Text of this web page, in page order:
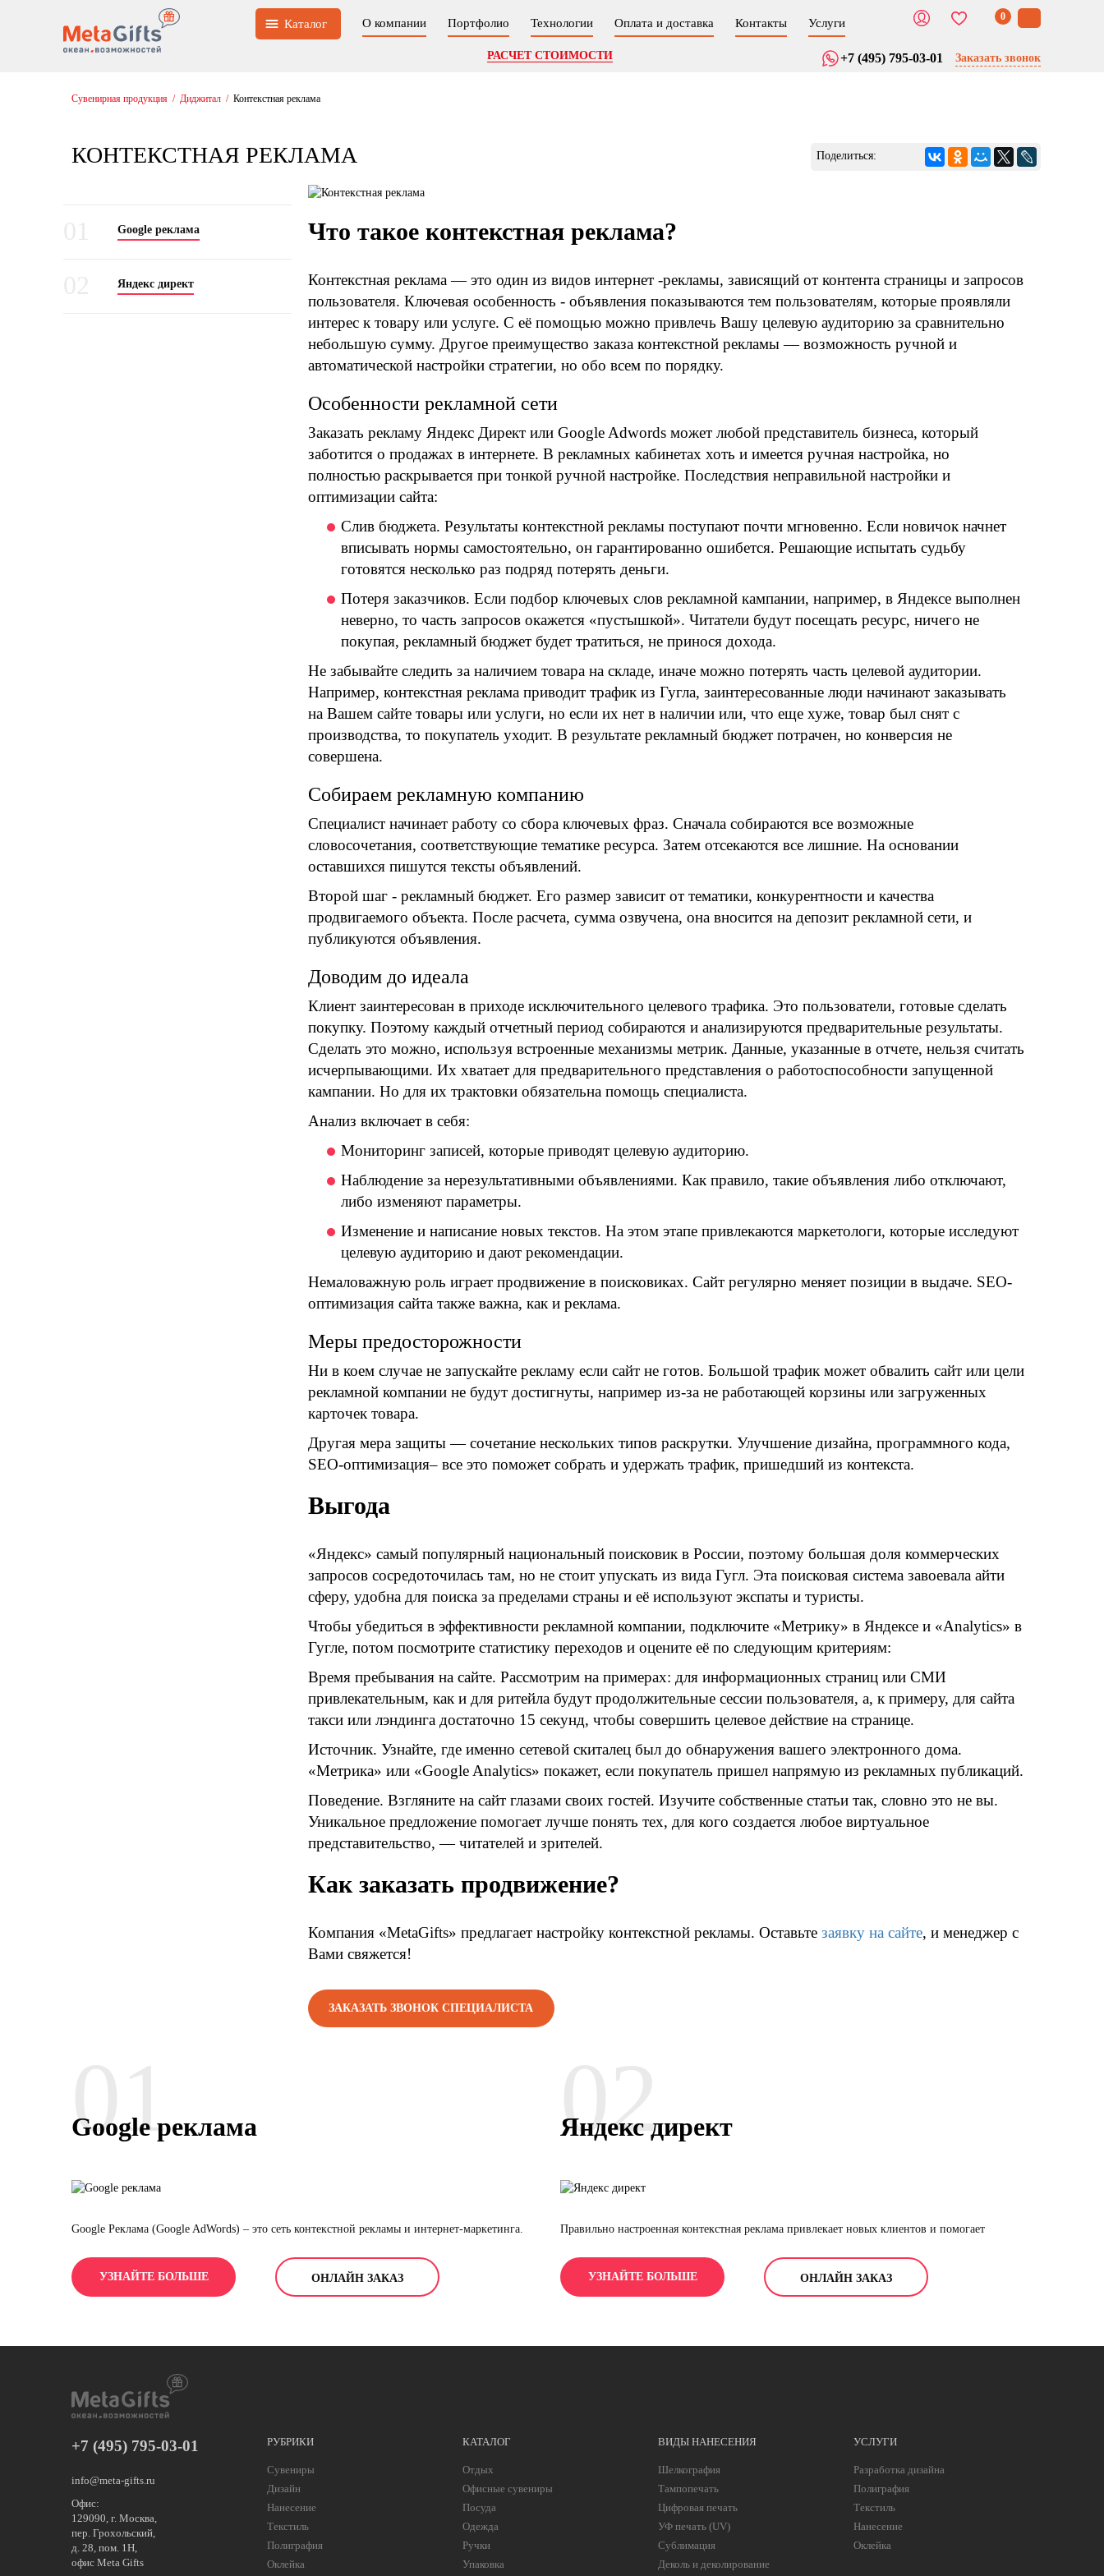
Каталог О компании Портфолио Технологии Оплата и доставка Контакты Услуги
РАСЧЕТ СТОИМОСТИ
0
+7 (495) 795-03-01 Заказать звонок
Сувенирная продукция / Диджитал / Контекстная реклама
КОНТЕКСТНАЯ РЕКЛАМА Поделиться:
Google реклама
Яндекс директ
Что такое контекстная реклама?
Контекстная реклама — это один из видов интернет -рекламы, зависящий от контента страницы и запросов
пользователя. Ключевая особенность - объявления показываются тем пользователям, которые проявляли
интерес к товару или услуге. С её помощью можно привлечь Вашу целевую аудиторию за сравнительно
небольшую сумму. Другое преимущество заказа контекстной рекламы — возможность ручной и
автоматической настройки стратегии, но обо всем по порядку.
Особенности рекламной сети
Заказать рекламу Яндекс Директ или Google Adwords может любой представитель бизнеса, который
заботится о продажах в интернете. В рекламных кабинетах хоть и имеется ручная настройка, но
полностью раскрывается при тонкой ручной настройке. Последствия неправильной настройки и
оптимизации сайта:
Слив бюджета. Результаты контекстной рекламы поступают почти мгновенно. Если новичок начнет
вписывать нормы самостоятельно, он гарантированно ошибется. Решающие испытать судьбу
готовятся несколько раз подряд потерять деньги.
Потеря заказчиков. Если подбор ключевых слов рекламной кампании, например, в Яндексе выполнен
неверно, то часть запросов окажется «пустышкой». Читатели будут посещать ресурс, ничего не
покупая, рекламный бюджет будет тратиться, не принося дохода.
Не забывайте следить за наличием товара на складе, иначе можно потерять часть целевой аудитории.
Например, контекстная реклама приводит трафик из Гугла, заинтересованные люди начинают заказывать
на Вашем сайте товары или услуги, но если их нет в наличии или, что еще хуже, товар был снят с
производства, то покупатель уходит. В результате рекламный бюджет потрачен, но конверсия не
совершена.
Собираем рекламную компанию
Специалист начинает работу со сбора ключевых фраз. Сначала собираются все возможные
словосочетания, соответствующие тематике ресурса. Затем отсекаются все лишние. На основании
оставшихся пишутся тексты объявлений.
Второй шаг - рекламный бюджет. Его размер зависит от тематики, конкурентности и качества
продвигаемого объекта. После расчета, сумма озвучена, она вносится на депозит рекламной сети, и
публикуются объявления.
Доводим до идеала
Клиент заинтересован в приходе исключительного целевого трафика. Это пользователи, готовые сделать
покупку. Поэтому каждый отчетный период собираются и анализируются предварительные результаты.
Сделать это можно, используя встроенные механизмы метрик. Данные, указанные в отчете, нельзя считать
исчерпывающими. Их хватает для предварительного представления о работоспособности запущенной
кампании. Но для их трактовки обязательна помощь специалиста.
Анализ включает в себя:
Мониторинг записей, которые приводят целевую аудиторию.
Наблюдение за нерезультативными объявлениями. Как правило, такие объявления либо отключают,
либо изменяют параметры.
Изменение и написание новых текстов. На этом этапе привлекаются маркетологи, которые исследуют
целевую аудиторию и дают рекомендации.
Немаловажную роль играет продвижение в поисковиках. Сайт регулярно меняет позиции в выдаче. SEO-
оптимизация сайта также важна, как и реклама.
Меры предосторожности
Ни в коем случае не запускайте рекламу если сайт не готов. Большой трафик может обвалить сайт или цели
рекламной компании не будут достигнуты, например из-за не работающей корзины или загруженных
карточек товара.
Другая мера защиты — сочетание нескольких типов раскрутки. Улучшение дизайна, программного кода,
SEO-оптимизация– все это поможет собрать и удержать трафик, пришедший из контекста.
Выгода
«Яндекс» самый популярный национальный поисковик в России, поэтому большая доля коммерческих
запросов сосредоточилась там, но не стоит упускать из вида Гугл. Эта поисковая система завоевала айти
сферу, удобна для поиска за пределами страны и её используют экспаты и туристы.
Чтобы убедиться в эффективности рекламной компании, подключите «Метрику» в Яндексе и «Analytics» в
Гугле, потом посмотрите статистику переходов и оцените её по следующим критериям:
Время пребывания на сайте. Рассмотрим на примерах: для информационных страниц или СМИ
привлекательным, как и для ритейла будут продолжительные сессии пользователя, а, к примеру, для сайта
такси или лэндинга достаточно 15 секунд, чтобы совершить целевое действие на странице.
Источник. Узнайте, где именно сетевой скиталец был до обнаружения вашего электронного дома.
«Метрика» или «Google Analytics» покажет, если покупатель пришел напрямую из рекламных публикаций.
Поведение. Взгляните на сайт глазами своих гостей. Изучите собственные статьи так, словно это не вы.
Уникальное предложение помогает лучше понять тех, для кого создается любое виртуальное
представительство, — читателей и зрителей.
Как заказать продвижение?
Компания «MetaGifts» предлагает настройку контекстной рекламы. Оставьте заявку на сайте, и менеджер с
Вами свяжется!
ЗАКАЗАТЬ ЗВОНОК СПЕЦИАЛИСТА
01
Google реклама
Google Реклама (Google AdWords) – это сеть контекстной рекламы и интернет-маркетинга.
УЗНАЙТЕ БОЛЬШЕ ОНЛАЙН ЗАКАЗ
02
Яндекс директ
Правильно настроенная контекстная реклама привлекает новых клиентов и помогает
показывает заинтересованность в покупке. Таким образом, можно получить целевые заявки
при минимальной оплате клика.
УЗНАЙТЕ БОЛЬШЕ ОНЛАЙН ЗАКАЗ
+7 (495) 795-03-01
info@meta-gifts.ru
Офис:
129090, г. Москва,
пер. Грохольский,
д. 28, пом. 1Н,
офис Meta Gifts
РУБРИКИ
Сувениры
Дизайн
Нанесение
Текстиль
Полиграфия
Оклейка
КАТАЛОГ
Отдых
Офисные сувениры
Посуда
Одежда
Ручки
Упаковка
ВИДЫ НАНЕСЕНИЯ
Шелкография
Тампопечать
Цифровая печать
УФ печать (UV)
Сублимация
Деколь и деколирование
УСЛУГИ
Разработка дизайна
Полиграфия
Текстиль
Нанесение
Оклейка